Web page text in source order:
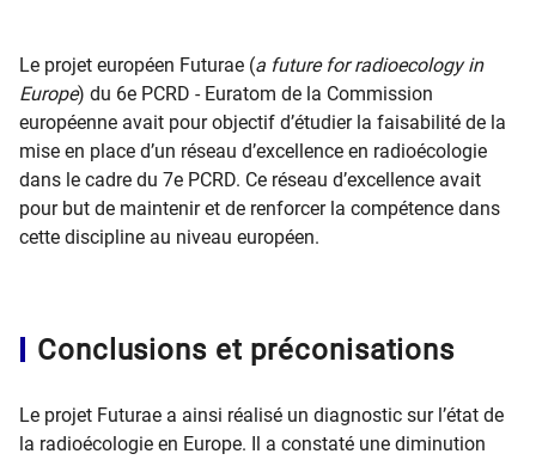
Le projet européen Futurae (a future for radioecology in
Europe) du 6e PCRD - Euratom de la Commission
européenne avait pour objectif d’étudier la faisabilité de la
mise en place d’un réseau d’excellence en radioécologie
dans le cadre du 7e PCRD. Ce réseau d’excellence avait
pour but de maintenir et de renforcer la compétence dans
cette discipline au niveau européen.
Conclusions et préconisations
Le projet Futurae a ainsi réalisé un diagnostic sur l’état de
la radioécologie en Europe. Il a constaté une diminution